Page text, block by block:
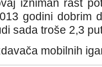
izniman rast
godini dobrim
sada troše 2,3
mobilnih